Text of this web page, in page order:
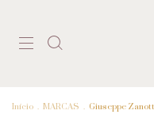
Início . MARCAS . Giuseppe